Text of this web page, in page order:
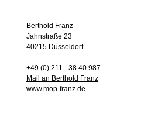
Berthold Franz
Jahnstraße 23
40215 Düsseldorf
+49 (0) 211 - 38 40 987
Mail an Berthold Franz
www.mop-franz.de